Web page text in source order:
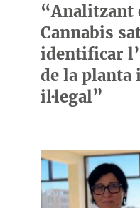
“Analitzant
Cannabis
identificar
de la planta
il·legal”